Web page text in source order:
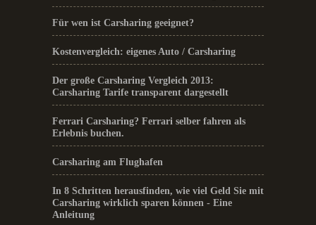
Für wen ist Carsharing geeignet?
Kostenvergleich: eigenes Auto / Carsharing
Der große Carsharing Vergleich 2013:
Carsharing Tarife transparent dargestellt
Ferrari Carsharing? Ferrari selber fahren als
Erlebnis buchen.
Carsharing am Flughafen
In 8 Schritten herausfinden, wie viel Geld Sie mit
Carsharing wirklich sparen können - Eine
Anleitung